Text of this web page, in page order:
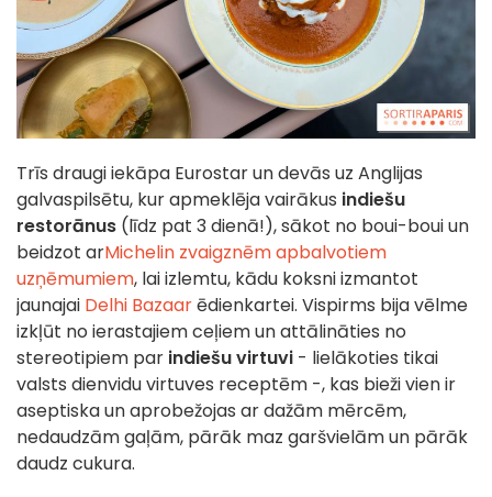
Trīs draugi iekāpa Eurostar un devās uz Anglijas
galvaspilsētu, kur apmeklēja vairākus indiešu
restorānus (līdz pat 3 dienā!), sākot no boui-boui un
beidzot arMichelin zvaigznēm apbalvotiem
uzņēmumiem, lai izlemtu, kādu koksni izmantot
jaunajai Delhi Bazaarēdienkartei. Vispirms bija vēlme
izkļūt no ierastajiem ceļiem un attālināties no
stereotipiem par indiešu virtuvi - lielākoties tikai
valsts dienvidu virtuves receptēm -, kas bieži vien ir
aseptiska un aprobežojas ar dažām mērcēm,
nedaudzām gaļām, pārāk maz garšvielām un pārāk
daudz cukura.